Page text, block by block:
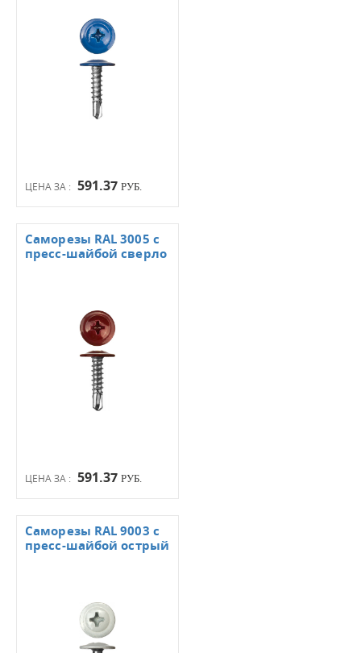
ЦЕНА ЗА : 591.37 РУБ.
ЦЕНА ЗА : 591.37 РУБ.
Саморезы RAL 3005 с
пресс-шайбой сверло
Саморезы RAL 9003 с
пресс-шайбой острый